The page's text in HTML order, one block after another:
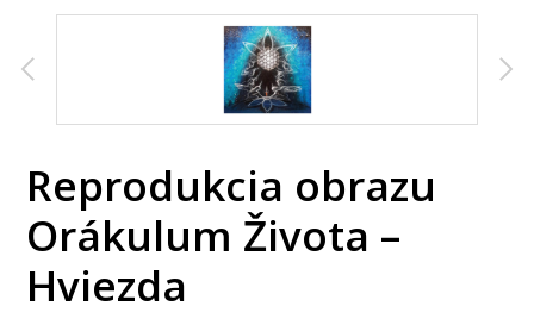
Reprodukcia obrazu
Orákulum Života –
Hviezda